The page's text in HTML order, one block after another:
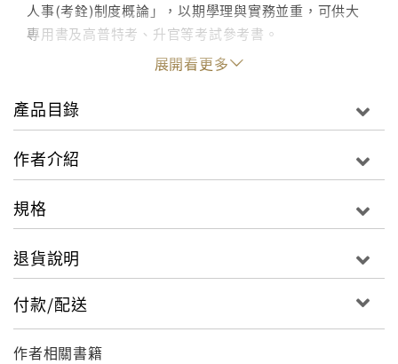
人事(考銓)制度概論」，以期學理與實務並重，可供大
專用書及高普特考、升官等考試參考書。
展開看更多
產品目錄
作者介紹
規格
退貨說明
付款/配送
作者相關書籍